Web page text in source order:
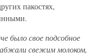
пакостях,
было свое подсобное
свежим молоком,